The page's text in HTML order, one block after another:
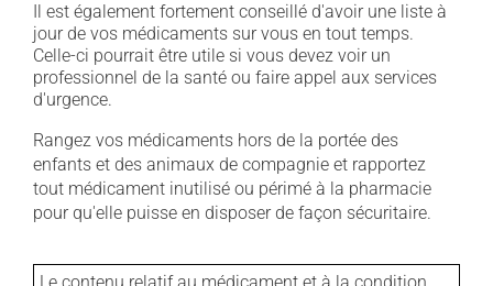
Il est également fortement conseillé d'avoir une liste à
jour de vos médicaments sur vous en tout temps.
Celle-ci pourrait être utile si vous devez voir un
professionnel de la santé ou faire appel aux services
d'urgence.
Rangez vos médicaments hors de la portée des
enfants et des animaux de compagnie et rapportez
tout médicament inutilisé ou périmé à la pharmacie
pour qu'elle puisse en disposer de façon sécuritaire.